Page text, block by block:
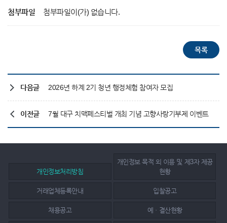
첨부파일 첨부파일이(가) 없습니다.
다음글 2026년 하계 2기 청년 행정체험 참여자 모집
이전글 7월 대구 치맥페스티벌 개최 기념 고향사랑기부제 이벤트
개인정보처리방침
개인정보 목적 외 이용 및 제3자 제공
현황
거래업체등록안내 입찰공고
채용공고 예ㆍ결산현황